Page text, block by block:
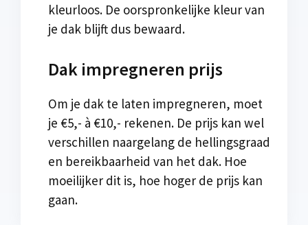
kleurloos. De oorspronkelijke kleur van
je dak blijft dus bewaard.
Dak impregneren prijs
Om je dak te laten impregneren, moet
je €5,- à €10,- rekenen. De prijs kan wel
verschillen naargelang de hellingsgraad
en bereikbaarheid van het dak. Hoe
moeilijker dit is, hoe hoger de prijs kan
gaan.